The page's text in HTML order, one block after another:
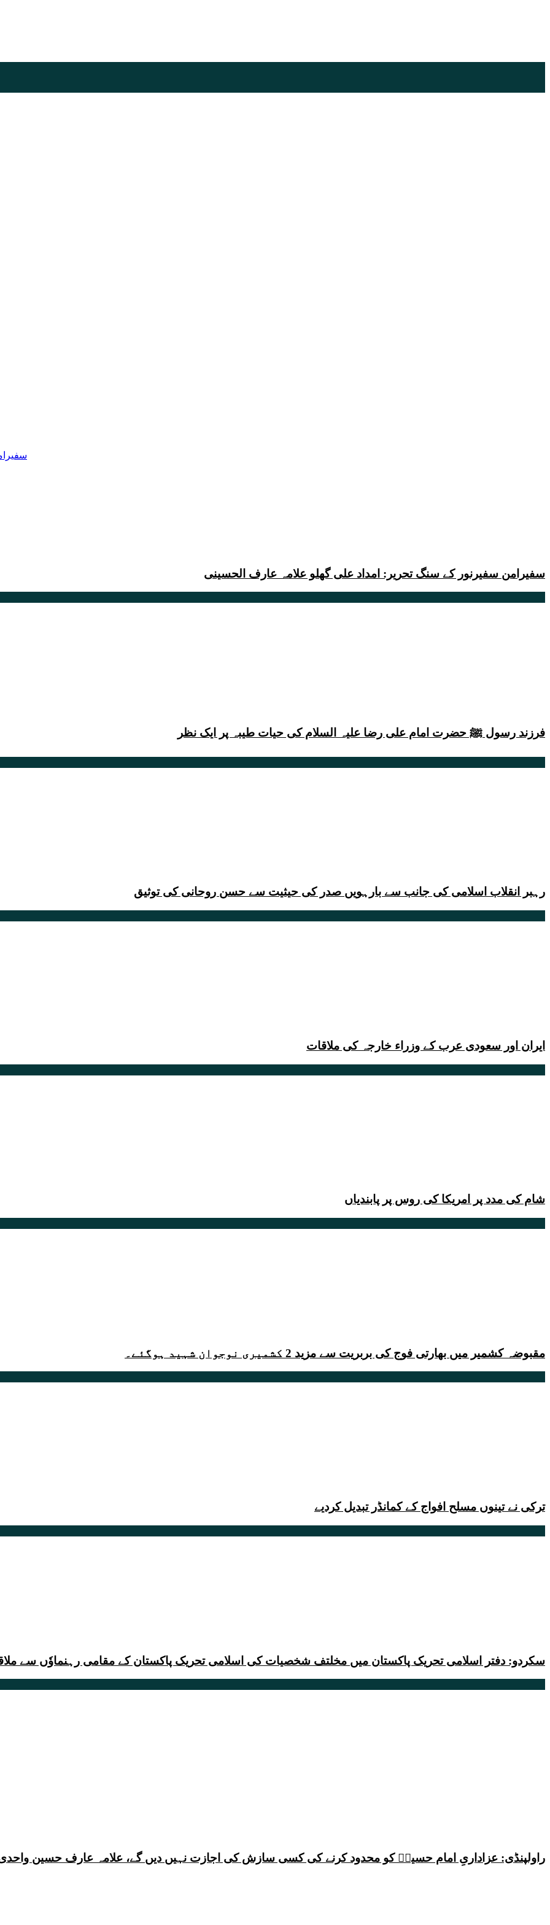
سفیرامن سفیرنور کے سنگ تحریر: امداد علی گھلو علامہ عارف الحسینی
فرزند رسول ﷺ حضرت امام علی رضا علیہ السلام کی حیات طیبہ پر ایک نظر
رہبر انقلاب اسلامی کی جانب سے بارہویں صدر کی حیثیت سے حسن روحانی کی توثیق
ایران اور سعودی عرب کے وزراء خارجہ کی ملاقات
شام کی مدد پر امریکا کی روس پر پابندیاں
مقبوضہ کشمیر میں بھارتی فوج کی بربریت سے مزید 2 کشمیری نوجوان شہید ہوگئے۔
ترکی نے تینوں مسلح افواج کے کمانڈر تبدیل کردیے
سکردو: دفتر اسلامی تحریک پاکستان میں مخلتف شخصیات کی اسلامی تحریک پاکستان کے مقامی رہنماوٗں سے
راولپنڈی: عزاداریِ امام حسینؑ کو محدود کرنے کی کسی سازش کی اجازت نہیں دیں گے، علامہ عارف حسین